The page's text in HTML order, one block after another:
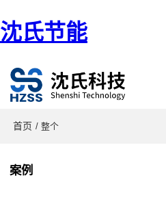
沈氏节能
首页 / 整个
案例